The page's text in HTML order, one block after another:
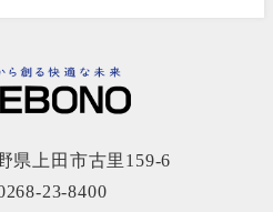
県上田市古里159-6
23-8400